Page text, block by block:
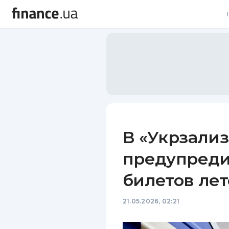
В
билетов
21.05.2026, 02:21